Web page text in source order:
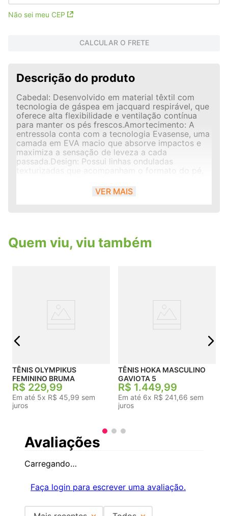
Não sei meu CEP
CALCULAR O FRETE
Descrição do produto
Cabedal: Desenvolvido em material têxtil com
tecnologia de gáspea em jacquard respirável, que
oferece alta flexibilidade e ventilação contínua
para manter os pés frescos.Amortecimento: A
entressola conta com a tecnologia Evasense, uma
camada em EVA macio que absorve impactos e
maximiza a sensação de leveza a cada
passada.Design: Possui linhas onduladas
texturizadas que acompanham o formato do pé,
na lateral e puxador no calcanhar para facilitar o
calce.Solado: Sola de EVA colada antiderrapante
VER MAIS
Quem viu, viu também
TÊNIS OLYMPIKUS
FEMININO BRUMA
R$ 229,99
Em até 5x R$ 45,99 sem
juros
TÊNIS HOKA MASCULINO
GAVIOTA 5
R$ 1.449,99
Em até 6x R$ 241,66 sem
juros
Avaliações
Carregando…
Faça login para escrever uma avaliação.